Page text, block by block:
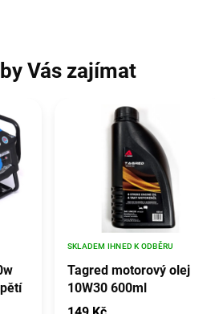
Vás zajímat
Tagred motorový olej
10W30 600ml
SKLADEM IHNED K ODBĚRU